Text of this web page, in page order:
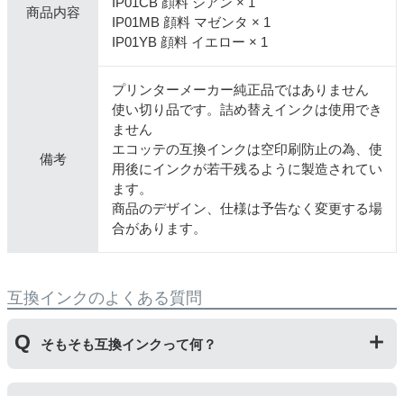
商品内容
IP01MB 顔料 マゼンタ × 1
IP01YB 顔料 イエロー × 1
備考
プリンターメーカー純正品ではありません
使い切り品です。詰め替えインクは使用でき
ません
エコッテの互換インクは空印刷防止の為、使
用後にインクが若干残るように製造されてい
ます。
商品のデザイン、仕様は予告なく変更する場
合があります。
互換インクのよくある質問
そもそも互換インクって何？